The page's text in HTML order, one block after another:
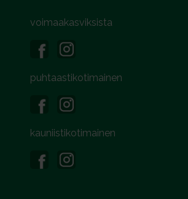
voimaakasviksista
puhtaastikotimainen
kauniistikotimainen